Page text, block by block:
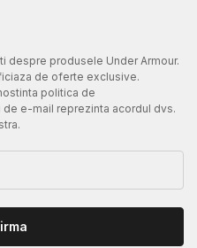
despre produsele Under Armour.
de oferte exclusive.
politica de
e-mail reprezinta acordul dvs.